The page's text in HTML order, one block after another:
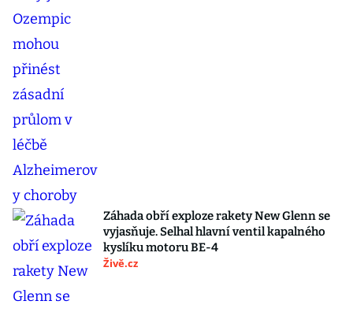
Záhada obří exploze rakety New Glenn se
vyjasňuje. Selhal hlavní ventil kapalného
kyslíku motoru BE-4
Živě.cz